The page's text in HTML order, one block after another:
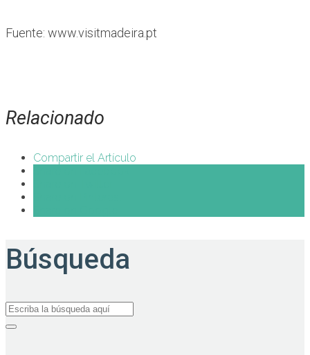
Fuente: www.visitmadeira.pt
Relacionado
Compartir el Artículo
Búsqueda